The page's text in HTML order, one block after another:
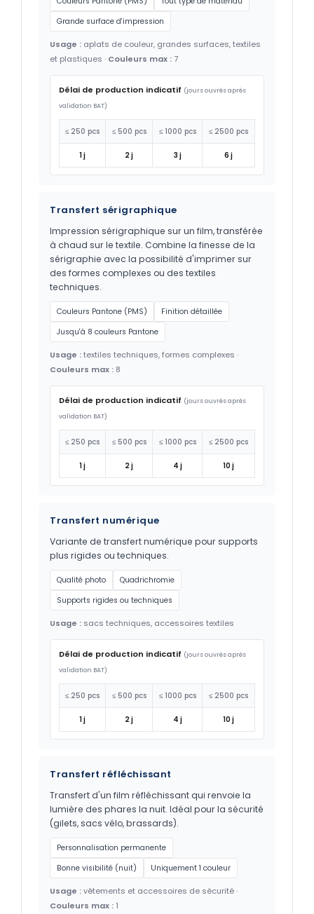
Grande surface d'impression
Usage : aplats de couleur, grandes surfaces, textiles
et plastiques · Couleurs max :7
Délai de production indicatif (jours ouvrés après
validation BAT)
≤ 250 pcs ≤ 500 pcs ≤ 1000 pcs ≤ 2500 pcs
1 j 2 j 3 j 6 j
Transfert sérigraphique
Impression sérigraphique sur un film, transférée
à chaud sur le textile. Combine la finesse de la
sérigraphie avec la possibilité d'imprimer sur
des formes complexes ou des textiles
techniques.
Couleurs Pantone (PMS)
Finition détaillée
Jusqu'à 8 couleurs Pantone
Usage :textiles techniques, formes complexes ·
Couleurs max : 8
Délai de production indicatif (jours ouvrés après
validation BAT)
≤ 250 pcs ≤ 500 pcs ≤ 1000 pcs ≤ 2500 pcs
1 j 2 j 4 j 10 j
Transfert numérique
Variante de transfert numérique pour supports
plus rigides ou techniques.
Qualité photo
Quadrichromie
Supports rigides ou techniques
Usage : sacs techniques, accessoires textiles
Délai de production indicatif (jours ouvrés après
validation BAT)
≤ 250 pcs ≤ 500 pcs ≤ 1000 pcs ≤ 2500 pcs
1 j 2 j 4 j 10 j
Transfert réfléchissant
Transfert d'un film réfléchissant qui renvoie la
lumière des phares la nuit. Idéal pour la sécurité
(gilets, sacs vélo, brassards).
Personnalisation permanente
Bonne visibilité (nuit)
Uniquement 1 couleur
Usage :vêtements et accessoires de sécurité ·
Couleurs max : 1